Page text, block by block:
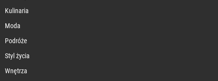
Kulinaria
Moda
Podróże
Styl życia
Wnętrza